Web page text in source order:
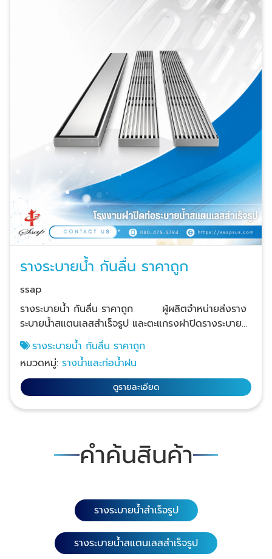
รางระบายน้ำ กันลื่น ราคาถูก
ssap
รางระบายน้ำ กันลื่น ราคาถูก ผู้ผลิตจำหน่ายส่งราง
ระบายน้ำสแตนเลสสำเร็จรูป และตะแกรงฝาปิดรางระบาย
น้ำสแตนเลส ราคาส่ง ให้กับผู้รับเหมาก่อสร้าง สถาปนิก
ออกแบบอาคารและโรงงาน และจำหน่ายส่งให้กับธุรกิจรับ
ทำครัวสแตนเลสทั่วประเทศ ทางเรามีทีมเซลล์คอยให้คำ
ปรึกษาก่อนสั่งซื้อหรือสั่งผลิต บริการนำสินค้าไปให้ลูกค้า
เลือกพร้อมดูหน้างานเพื่อประเมินราคา หากลูกค้าต้องการ
รางระบายน้ำขนาดพิเศษสามารถสั่งผลิตตามแบบที่
ตะแกรงฝาท่อสแตนเลส (ลายนูนกลมกันลื่น) เกรดสแตน
เลส 304 หนา 1.5 มิล. ความยาว 116 ซม. หน้ากว้าง 15,
คานด้านล่าง 4 จุด ความยาว 116 ซม. หน้ากว้าง 20 และ
เลส (ลายนูนกลมคู่กันลื่น) เกรดสแตนเลส 304 หนา 1.5
รางระบายน้ำ กันลื่น ราคาถูก
หมวดหมู่:รางน้ำและท่อน้ำฝน
ดูรายละเอียด
คำค้นสินค้า
รางระบายน้ำสำเร็จรูป
รางระบายน้ำสแตนเลสสำเร็จรูป